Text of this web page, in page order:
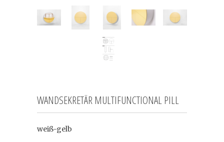
WANDSEKRETÄR MULTIFUNCTIONAL PILL
weiß-gelb